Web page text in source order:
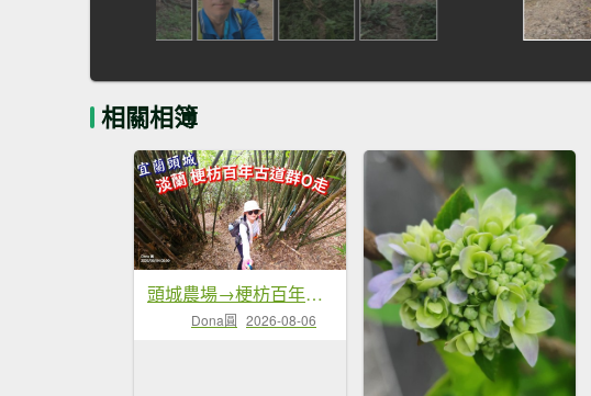
相關相簿
頭城農場→梗枋百年古道→坪溪古道→象寮古道→石空古道→石空山→岩藏山O型
Dona圓 2026-08-06